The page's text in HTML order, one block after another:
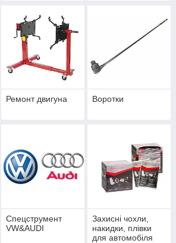
Ремонт двигуна Воротки
Спецструмент
VW&AUDI
Захисні чохли,
накидки, плівки
для автомобіля